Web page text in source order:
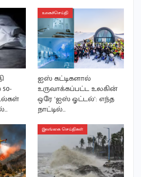
உலகச்செய்தி
ஐஸ் கட்டிகளால்
உருவாக்கப்பட்ட உலகின்
ஒரே ‘ஐஸ் ஓட்டல்’: எந்த
நாட்டில்…
இலங்கை செய்திகள்